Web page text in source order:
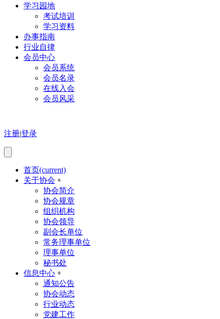
学习园地
考试培训
学习资料
办事指南
行业自律
会员中心
会员系统
会员名录
在线入会
会员风采
注册|登录
首页(current)
关于协会 +
协会简介
协会规章
组织机构
协会领导
副会长单位
常务理事单位
理事单位
秘书处
信息中心 +
通知公告
协会动态
行业动态
党建工作